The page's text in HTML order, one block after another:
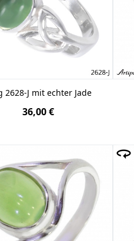
2628-J mit echter Jade
36,00 €